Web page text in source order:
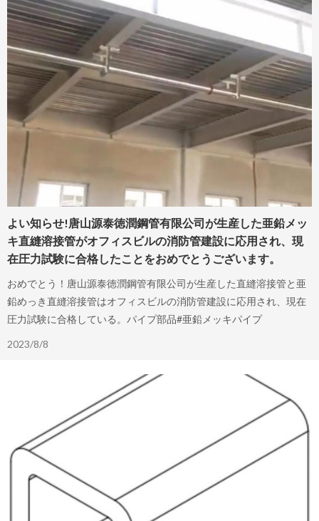
よい知らせ!唐山源泰徳潤鋼管有限公司が生産した亜鉛メッ
キ直縫溶接管がオフィスビルの消防管建設に応用され、現
在圧力試験に合格したことをおめでとうございます。
おめでとう！唐山源泰徳潤鋼管有限公司が生産した直縫溶接管と亜
鉛めっき直縫溶接管はオフィスビルの消防管建設に応用され、現在
圧力試験に合格している。パイプ部品#亜鉛メッキパイプ
2023/8/8